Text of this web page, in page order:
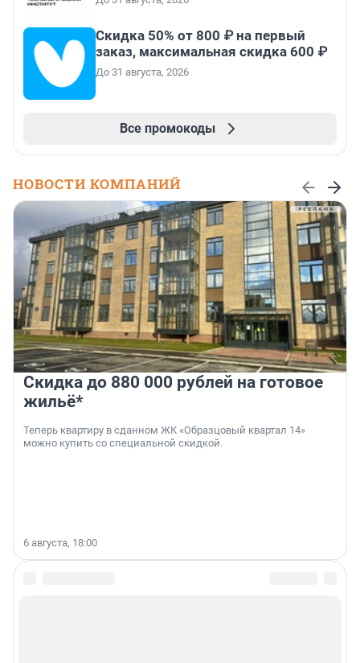
Скидка 50% от 800 ₽ на первый
заказ, максимальная скидка 600 ₽
До 31 августа, 2026
Все промокоды
НОВОСТИ КОМПАНИЙ
Скидка до 880 000 рублей на готовое
жильё*
Теперь квартиру в сданном ЖК «Образцовый квартал 14»
можно купить со специальной скидкой.
6 августа, 18:00